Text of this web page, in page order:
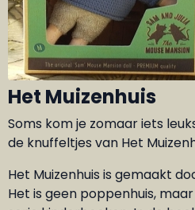
Het Muizenhuis
Soms kom je zomaar iets
de knuffeltjes van Het
Het Muizenhuis is gemaakt
Het is geen poppenhuis,